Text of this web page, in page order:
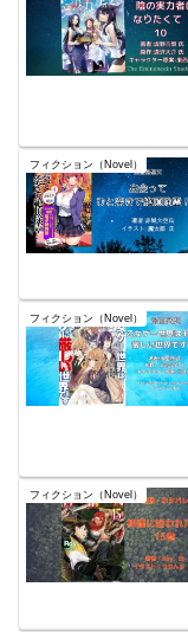
フィクション（Novel）
フィクション（Novel）
フィクション（Novel）